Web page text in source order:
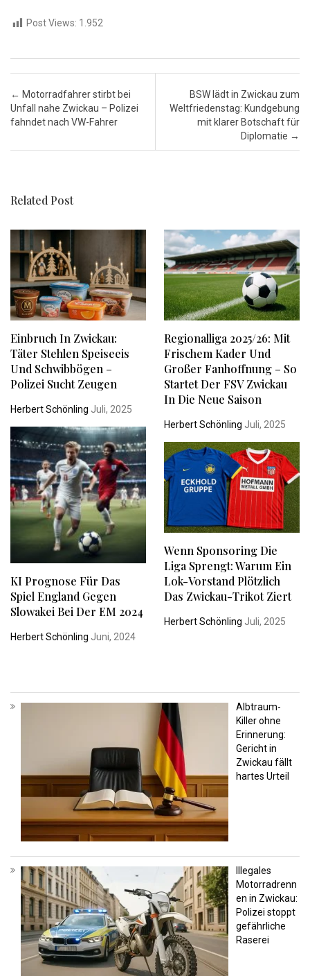
Post Views: 1.952
Post navigation
← Motorradfahrer stirbt bei
Unfall nahe Zwickau – Polizei
fahndet nach VW-Fahrer
BSW lädt in Zwickau zum
Weltfriedenstag: Kundgebung
mit klarer Botschaft für
Diplomatie →
Related Post
Einbruch In Zwickau:
Täter Stehlen Speiseeis
Und Schwibbögen –
Polizei Sucht Zeugen
Herbert Schönling Juli, 2025
Regionalliga 2025/26: Mit
Frischem Kader Und
Großer Fanhoffnung – So
Startet Der FSV Zwickau
In Die Neue Saison
Herbert Schönling Juli, 2025
KI Prognose Für Das
Spiel England Gegen
Slowakei Bei Der EM 2024
Herbert Schönling Juni, 2024
Wenn Sponsoring Die
Liga Sprengt: Warum Ein
Lok-Vorstand Plötzlich
Das Zwickau-Trikot Ziert
Herbert Schönling Juli, 2025
Albtraum-
Killer ohne
Erinnerung:
Gericht in
Zwickau fällt
hartes Urteil
Illegales
Motorradrenn
en in Zwickau:
Polizei stoppt
gefährliche
Raserei